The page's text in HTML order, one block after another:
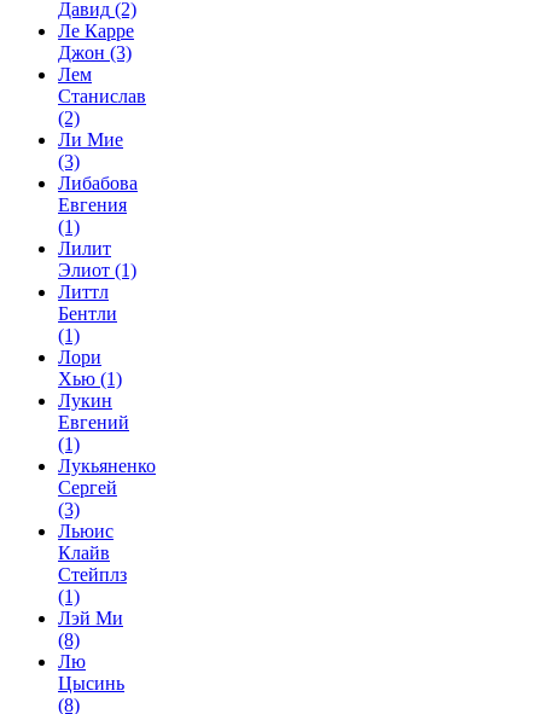
Давид (2)
Ле Карре
Джон (3)
Лем
Станислав
(2)
Ли Мие
(3)
Либабова
Евгения
(1)
Лилит
Элиот (1)
Литтл
Бентли
(1)
Лори
Хью (1)
Лукин
Евгений
(1)
Лукьяненко
Сергей
(3)
Льюис
Клайв
Стейплз
(1)
Лэй Ми
(8)
Лю
Цысинь
(8)